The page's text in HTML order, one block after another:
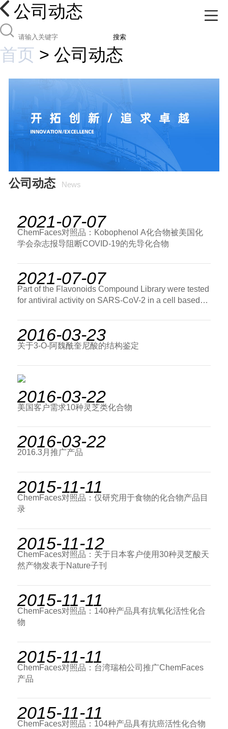
公司动态
搜索
首页 > 公司动态
公司动态 News
2021-07-07
ChemFaces对照品：Kobophenol A化合物被美国化
学会杂志报导阻断COVID-19的先导化合物
2021-07-07
Part of the Flavonoids Compound Library were tested
for antiviral activity on SARS-CoV-2 in a cell based
2016-03-23
关于3-O-阿魏酰奎尼酸的结构鉴定
2016-03-22
美国客户需求10种灵芝类化合物
2016-03-22
2016.3月推广产品
2015-11-11
ChemFaces对照品：仅研究用于食物的化合物产品目
录
2015-11-12
ChemFaces对照品：关于日本客户使用30种灵芝酸天
然产物发表于Nature子刊
2015-11-11
ChemFaces对照品：140种产品具有抗氧化活性化合
物
2015-11-11
ChemFaces对照品：台湾瑞柏公司推广ChemFaces
产品
2015-11-11
ChemFaces对照品：104种产品具有抗癌活性化合物